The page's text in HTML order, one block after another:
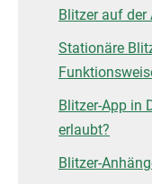
Blitzer auf der
Stationäre
Blitzer-App in
erlaubt?
Blitzer-